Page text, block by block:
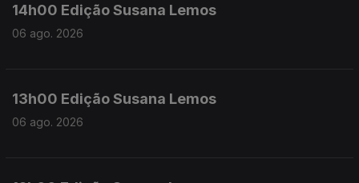
14h00 Edição Susana Lemos
06 ago. 2026
13h00 Edição Susana Lemos
06 ago. 2026